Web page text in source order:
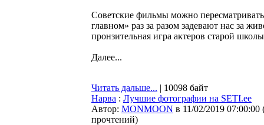
Советские фильмы можно
главном» раз за разом задевают нас за
пронзительная игра актеров старой
Далее...
Читать дальше... | 10098 байт
Нарва : Лучшие фотографии на SETI.ee
Автор: MONMOON в 11/02/2019 07:00:00
прочтений)